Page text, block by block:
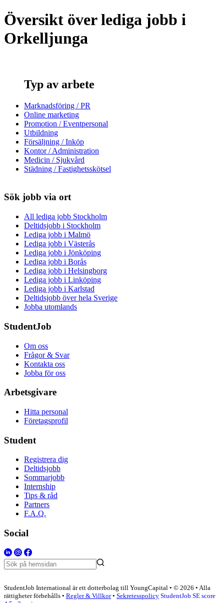
Översikt över lediga jobb i
Orkelljunga
Typ av arbete
Marknadsföring / PR
Online marketing
Promotion / Eventpersonal
Utbildning
Försäljning / Inköp
Kontor / Administration
Medicin / Sjukvård
Städning / Fastighetsskötsel
Sök jobb via ort
All lediga jobb Stockholm
Deltidsjobb i Stockholm
Lediga jobb i Malmö
Lediga jobb i Västerås
Lediga jobb i Jönköping
Lediga jobb i Borås
Lediga jobb i Helsingborg
Lediga jobb i Linköping
Lediga jobb i Karlstad
Deltidsjobb över hela Sverige
Jobba utomlands
StudentJob
Om oss
Frågor & Svar
Kontakta oss
Jobba för oss
Arbetsgivare
Hitta personal
Företagsprofil
Student
Registrera dig
Deltidsjobb
Sommarjobb
Internship
Tips & råd
Partners
F.A.Q.
Social
StudentJob International är ett dotterbolag till YoungCapital • © 2026 • Alla
rättigheter förbehålls • Regler & Villkor• Sekretesspolicy StudentJob SE score